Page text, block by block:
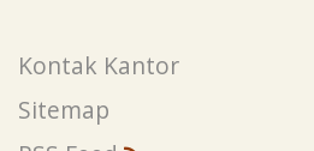
Kontak Kantor
Sitemap